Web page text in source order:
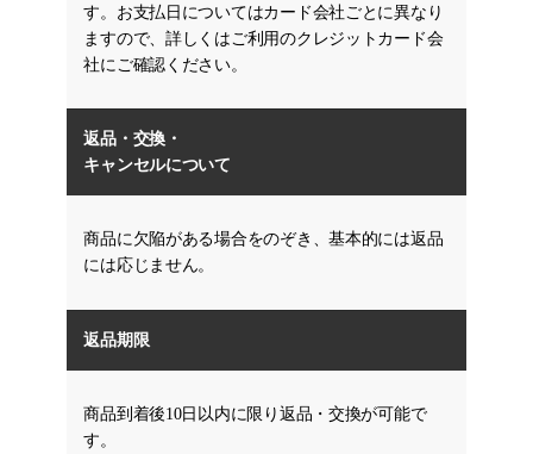
す。お支払日についてはカード会社ごとに異なり
ますので、詳しくはご利用のクレジットカード会
社にご確認ください。
返品・交換・
キャンセルについて
商品に欠陥がある場合をのぞき、基本的には返品
には応じません。
返品期限
商品到着後10日以内に限り返品・交換が可能で
す。